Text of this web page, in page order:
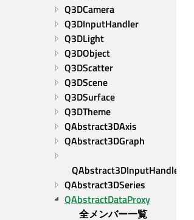
Q3DCamera
Q3DInputHandler
Q3DLight
Q3DObject
Q3DScatter
Q3DScene
Q3DSurface
Q3DTheme
QAbstract3DAxis
QAbstract3DGraph
QAbstract3DInputHandler
QAbstract3DSeries
QAbstractDataProxy
全メンバー一覧